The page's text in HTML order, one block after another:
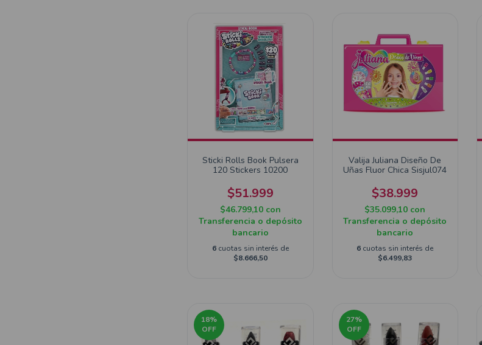
Sticki Rolls Book Pulsera
120 Stickers 10200
$51.999
$46.799,10 con
Transferencia o depósito
bancario
6 cuotas sin interés de
$8.666,50
Valija Juliana Diseño De
Uñas Fluor Chica Sisjul074
$38.999
$35.099,10 con
Transferencia o depósito
bancario
6 cuotas sin interés de
$6.499,83
18%
OFF
27%
OFF